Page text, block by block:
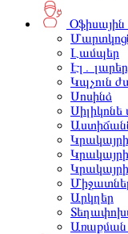
Լամպեր
Էլ․
Կպչուն
Սոսինձ
Սիլիկոնե
Արկղեր
Առաքման